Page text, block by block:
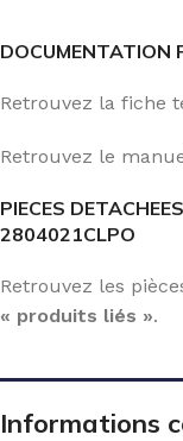
DOCUMENTATION
Retrouvez la fiche
Retrouvez le
PIECES
2804021CLPO
Retrouvez les
« produits liés ».
Informations